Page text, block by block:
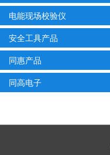
电能现场校验仪
安全工具产品
同惠产品
同高电子